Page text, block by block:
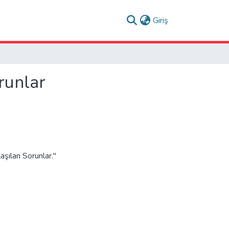
Giriş
Sorunlar."